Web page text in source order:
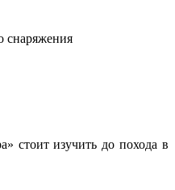
снаряжения
стоит изучить до похода в